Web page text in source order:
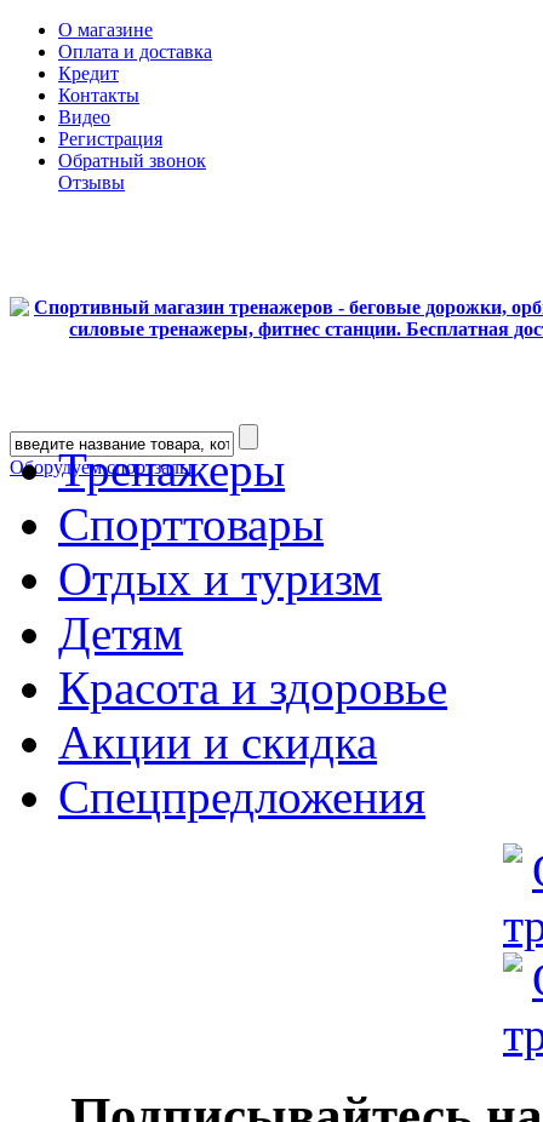
О магазине
Оплата и доставка
Кредит
Контакты
Видео
Регистрация
Обратный звонок
Отзывы
Оборудуем спортзалы
Тренажеры
Спорттовары
Отдых и туризм
Детям
Красота и здоровье
Акции и скидка
Спецпредложения